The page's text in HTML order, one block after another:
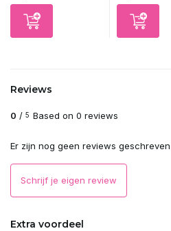
Reviews
0 / 5 Based on 0 reviews
Er zijn nog geen reviews
Schrijf je eigen review
Extra voordeel